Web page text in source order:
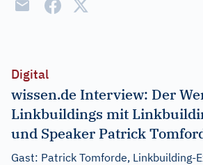
Digital
wissen.de Interview: Der
Linkbuildings mit
und Speaker Patrick
Gast: Patrick Tomforde, Linkbuilding-